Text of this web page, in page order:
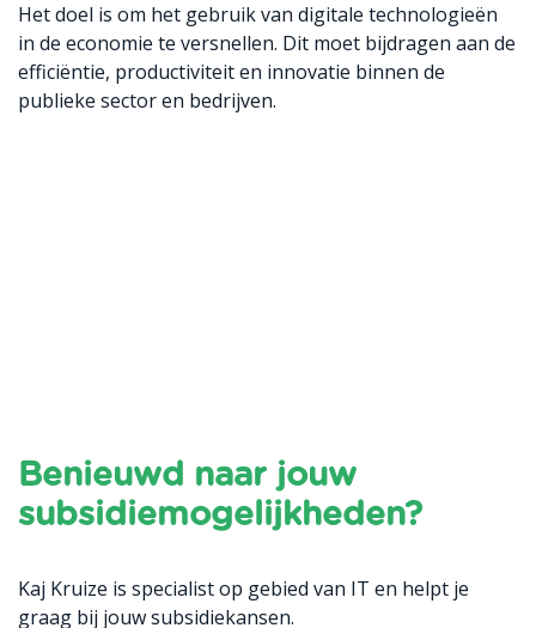
Het doel is om het gebruik van digitale technologieën
in de economie te versnellen. Dit moet bijdragen aan de
efficiëntie, productiviteit en innovatie binnen de
publieke sector en bedrijven.
Benieuwd naar jouw
subsidiemogelijkheden?
Kaj Kruize is specialist op gebied van IT en helpt je
graag bij jouw subsidiekansen.